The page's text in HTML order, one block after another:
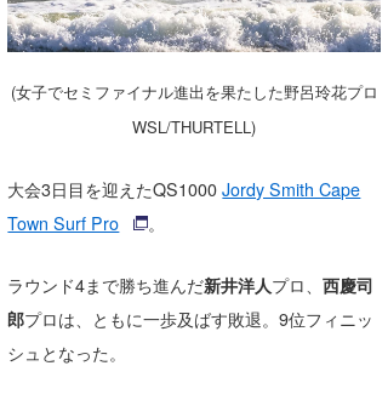
会員メニュー
今月のプレゼント
(女子でセミファイナル進出を果たした野呂玲花プロ
WSL/THURTELL)
大会3日目を迎えたQS1000Jordy Smith Cape
Town Surf Pro
。
ラウンド4まで勝ち進んだ新井洋人プロ、西慶司
郎プロは、ともに一歩及ばす敗退。9位フィニッ
シュとなった。
ショップ情報
湘南
伊豆
千葉南
大阪
四国
ウラナミ
お知らせ
ルール＆How to
VOTE!
サーファーズ